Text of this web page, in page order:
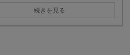
続きを見る